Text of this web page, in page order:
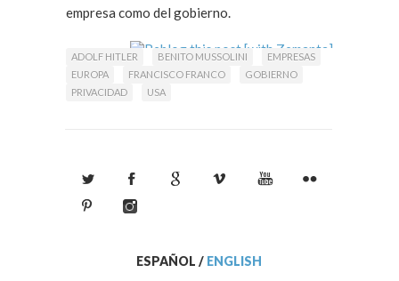
empresa como del gobierno.
ADOLF HITLER BENITO MUSSOLINI
EMPRESAS
EUROPA
FRANCISCO FRANCO
GOBIERNO
PRIVACIDAD
USA
ESPAÑOL / ENGLISH